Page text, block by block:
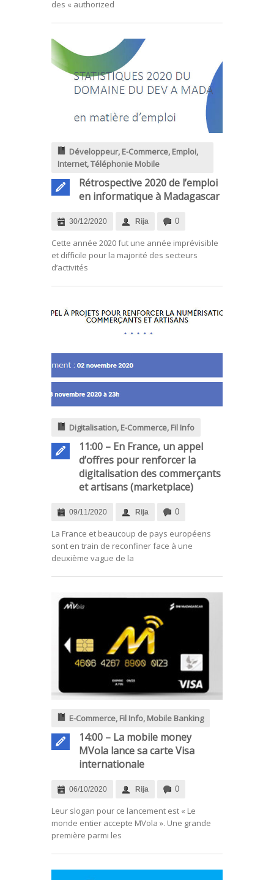
des « authorized
Développeur, E-Commerce, Emploi,
Internet,Téléphonie Mobile
Rétrospective 2020 de l’emploi
en informatique à Madagascar
30/12/2020 Rija 0
Cette année 2020 fut une année imprévisible
et difficile pour la majorité des secteurs
d’activités
.
Digitalisation, E-Commerce, Fil Info
11:00 – En France, un appel
d’offres pour renforcer la
digitalisation des commerçants
et artisans (marketplace)
09/11/2020 Rija 0
La France et beaucoup de pays européens
sont en train de reconfiner face à une
deuxième vague de la
E-Commerce, Fil Info, Mobile Banking
14:00 – La mobile money
MVola lance sa carte Visa
internationale
06/10/2020 Rija 0
Leur slogan pour ce lancement est « Le
monde entier accepte MVola ». Une grande
première parmi les
.